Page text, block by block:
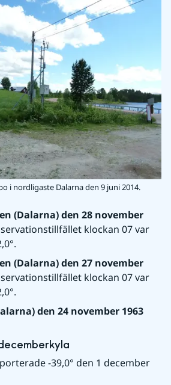
i nordligaste Dalarna den 9 juni 2014.
(Dalarna) den 28 november
klockan 07 var
(Dalarna) den 27 november
klockan 07 var
den 24 november 1963
-39,0° den 1 december